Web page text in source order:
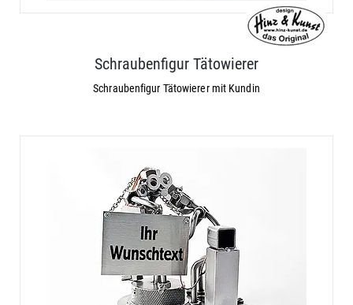
Schraubenfigur Tätowierer
Schraubenfigur Tätowierer mit Kundin